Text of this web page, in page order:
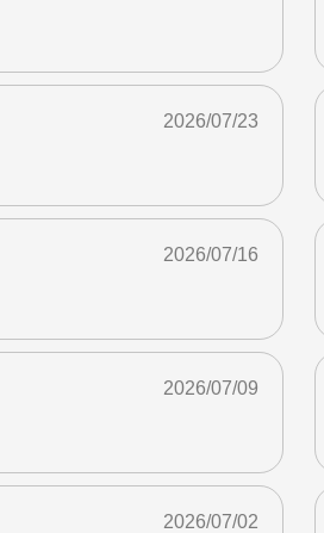
2026/07/23
2026/07/16
2026/07/09
2026/07/02